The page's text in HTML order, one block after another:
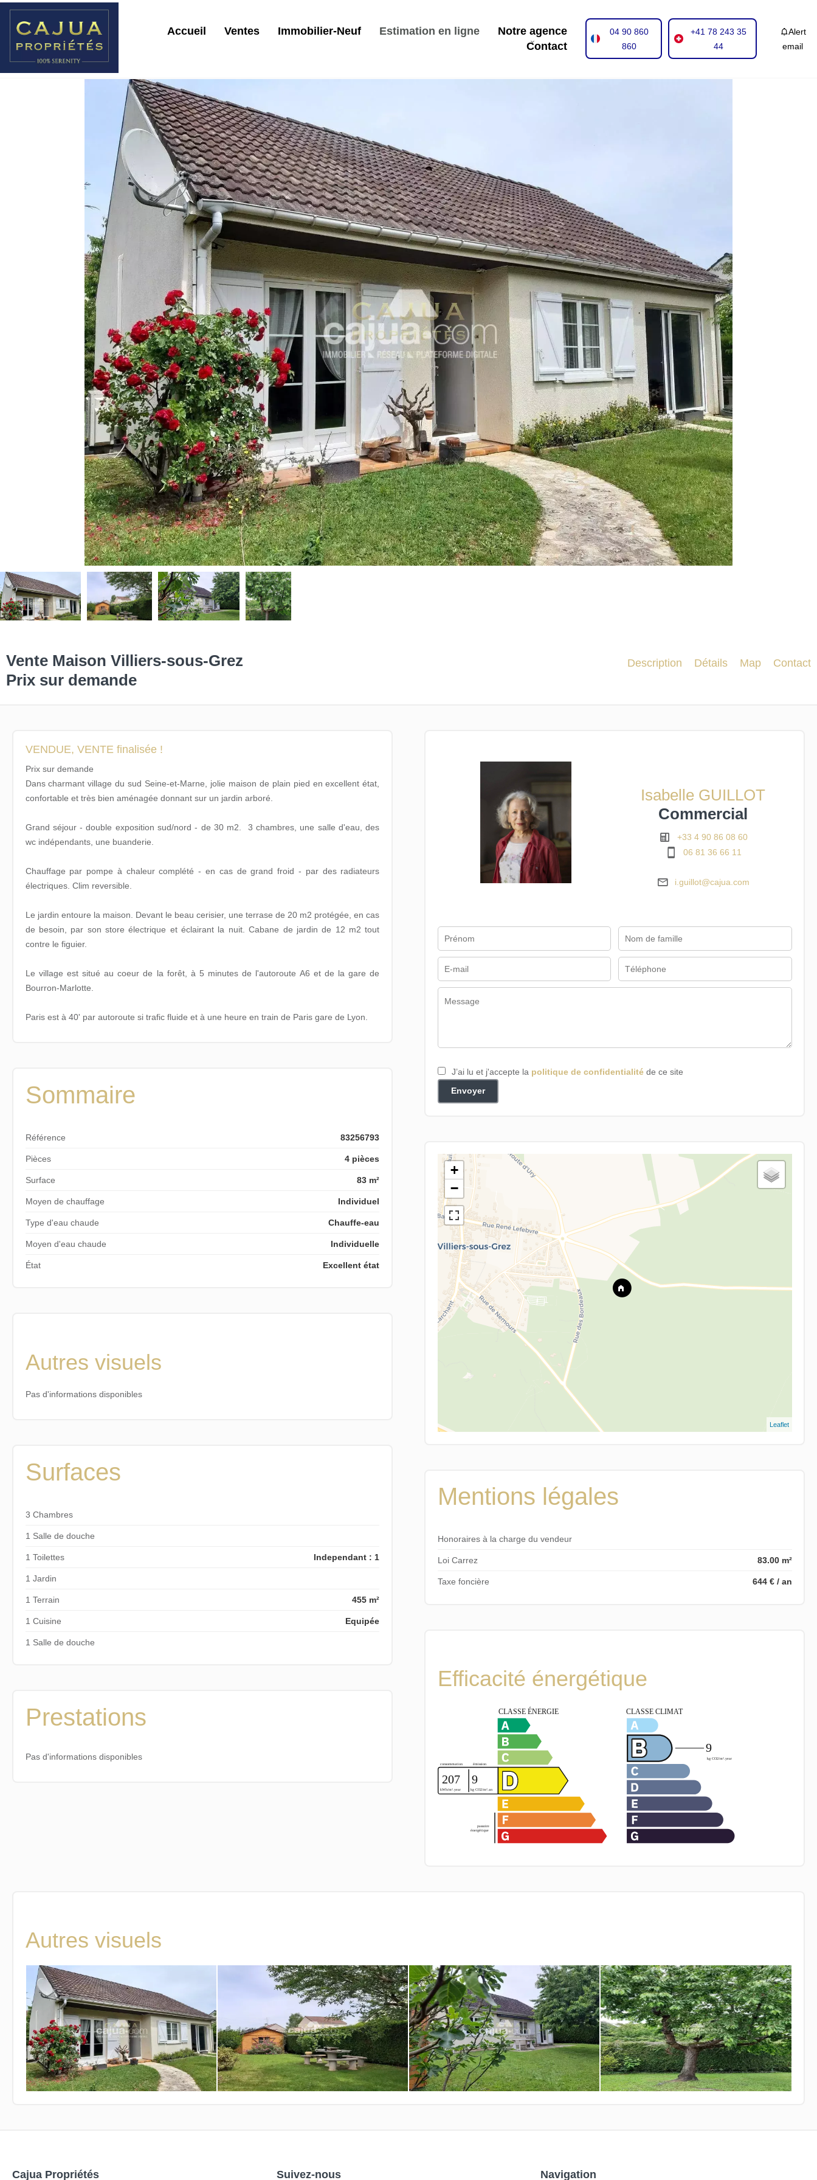
Accueil Ventes Immobilier-Neuf Estimation en ligne
Notre agence
Contact
04 90 860
860
+41 78 243 35
44
Alert
email
Vente Maison Villiers-sous-Grez
Prix sur demande
Description Détails Map Contact
VENDUE, VENTE finalisée !
Prix sur demande
Dans charmant village du sud Seine-et-Marne, jolie maison de plain pied en excellent état,
confortable et très bien aménagée donnant sur un jardin arboré.
Grand séjour - double exposition sud/nord - de 30 m2. 3 chambres, une salle d'eau, des
wc indépendants, une buanderie.
Chauffage par pompe à chaleur complété - en cas de grand froid - par des radiateurs
électriques. Clim reversible.
Le jardin entoure la maison. Devant le beau cerisier, une terrase de 20 m2 protégée, en cas
de besoin, par son store électrique et éclairant la nuit. Cabane de jardin de 12 m2 tout
contre le figuier.
Le village est situé au coeur de la forêt, à 5 minutes de l'autoroute A6 et de la gare de
Bourron-Marlotte.
Paris est à 40' par autoroute si trafic fluide et à une heure en train de Paris gare de Lyon.
Sommaire
Référence 83256793
Pièces 4 pièces
Surface 83 m²
Moyen de chauffage Individuel
Type d'eau chaude Chauffe-eau
Moyen d'eau chaude Individuelle
État Excellent état
Autres visuels
Pas d'informations disponibles
Surfaces
3 Chambres
1 Salle de douche
1 Toilettes Independant : 1
1 Jardin
1 Terrain 455 m²
1 Cuisine Equipée
1 Salle de douche
Prestations
Pas d'informations disponibles
Isabelle GUILLOT
Commercial
+33 4 90 86 08 60
06 81 36 66 11
i.guillot@cajua.com
J’ai lu et j'accepte la politique de confidentialitéde ce site
Envoyer
+
−
Leaflet
Mentions légales
Honoraires à la charge du vendeur
Loi Carrez 83.00 m²
Taxe foncière 644 € / an
Efficacité énergétique
Autres visuels
Cajua Propriétés Suivez-nous Navigation